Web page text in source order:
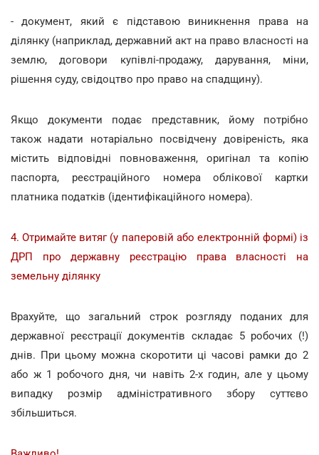
- документ, який є підставою виникнення права на
ділянку (наприклад, державний акт на право власності на
землю, договори купівлі-продажу, дарування, міни,
рішення суду, свідоцтво про право на спадщину).
Якщо документи подає представник, йому потрібно
також надати нотаріально посвідчену довіреність, яка
містить відповідні повноваження, оригінал та копію
паспорта, реєстраційного номера облікової картки
платника податків (ідентифікаційного номера).
4. Отримайте витяг (у паперовій або електронній формі) із
ДРП про державну реєстрацію права власності на
земельну ділянку
Врахуйте, що загальний строк розгляду поданих для
державної реєстрації документів складає 5 робочих (!)
днів. При цьому можна скоротити ці часові рамки до 2
або ж 1 робочого дня, чи навіть 2-х годин, але у цьому
випадку розмір адміністративного збору суттєво
збільшиться.